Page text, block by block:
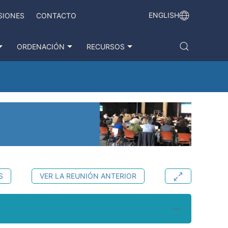
CONTACTO ENGLISH
ORDENACIÓN RECURSOS
VER LA REUNIÓN ANTERIOR